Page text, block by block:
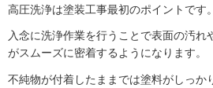
高圧洗浄は塗装工事最初のポイントです。
入念に洗浄作業を行うことで表面の汚れ
がスムーズに密着するようになります。
不純物が付着したままでは塗料がしっか